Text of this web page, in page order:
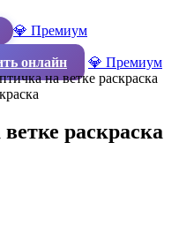
💎 Премиум
онлайн
💎 Премиум
на ветке раскраска
раскраска